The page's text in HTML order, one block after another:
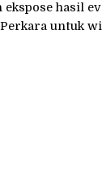
ekspose hasil
untuk